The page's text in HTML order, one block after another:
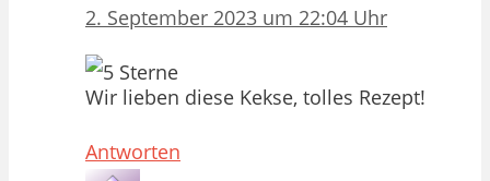
2. September 2023 um 22:04 Uhr
Wir lieben diese Kekse, tolles Rezept!
Antworten